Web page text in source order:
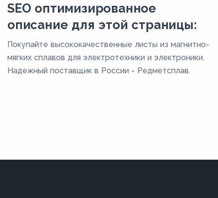
SEO оптимизированное
описание для этой страницы:
Покупайте высококачественные листы из магнитно-
мягких сплавов для электротехники и электроники.
Надежный поставщик в России - Редметсплав.